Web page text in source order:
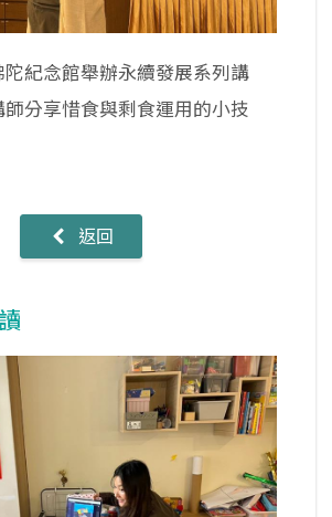
陀紀念館舉辦永續發展系列講
分享惜食與剩食運用的小技
返回